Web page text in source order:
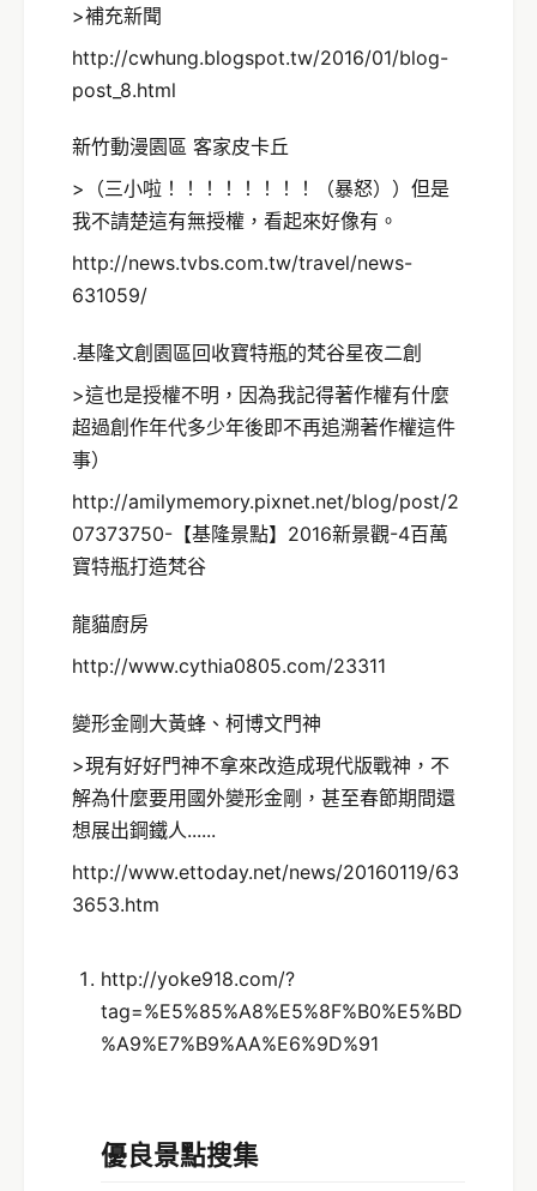
>補充新聞
http://cwhung.blogspot.tw/2016/01/blog-
post_8.html
新竹動漫園區 客家皮卡丘
>（三小啦！！！！！！！！（暴怒））但是
我不請楚這有無授權，看起來好像有。
http://news.tvbs.com.tw/travel/news-
631059/
.基隆文創園區回收寶特瓶的梵谷星夜二創
>這也是授權不明，因為我記得著作權有什麼
超過創作年代多少年後即不再追溯著作權這件
事）
http://amilymemory.pixnet.net/blog/post/2
07373750-【基隆景點】2016新景觀-4百萬
寶特瓶打造梵谷
龍貓廚房
http://www.cythia0805.com/23311
變形金剛大黃蜂、柯博文門神
>現有好好門神不拿來改造成現代版戰神，不
解為什麼要用國外變形金剛，甚至春節期間還
想展出鋼鐵人......
http://www.ettoday.net/news/20160119/63
3653.htm
http://yoke918.com/?
tag=%E5%85%A8%E5%8F%B0%E5%BD
%A9%E7%B9%AA%E6%9D%91
優良景點搜集